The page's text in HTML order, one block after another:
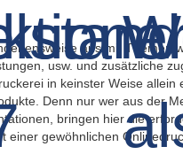
aus mit Themen
usw. und zusätzliche
in keinster Weise allein
Denn nur wer aus der
bringen hier die
gewöhnlichen